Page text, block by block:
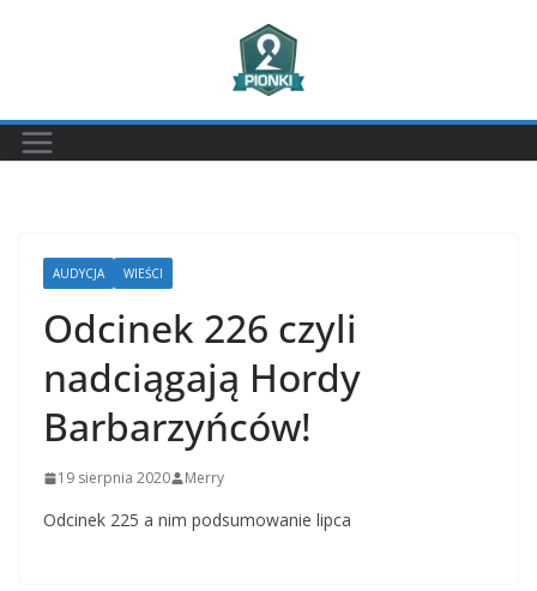
AUDYCJA WIEŚCI
Odcinek 226 czyli
nadciągają Hordy
Barbarzyńców!
19 sierpnia 2020 Merry
Odcinek 225 a nim podsumowanie lipca